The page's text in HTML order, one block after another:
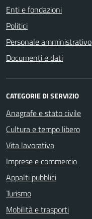
Enti e fondazioni
Politici
Personale amministrativo
Documenti e dati
CATEGORIE DI SERVIZIO
Anagrafe e stato civile
Cultura e tempo libero
Vita lavorativa
Imprese e commercio
Appalti pubblici
Turismo
Mobilità e trasporti